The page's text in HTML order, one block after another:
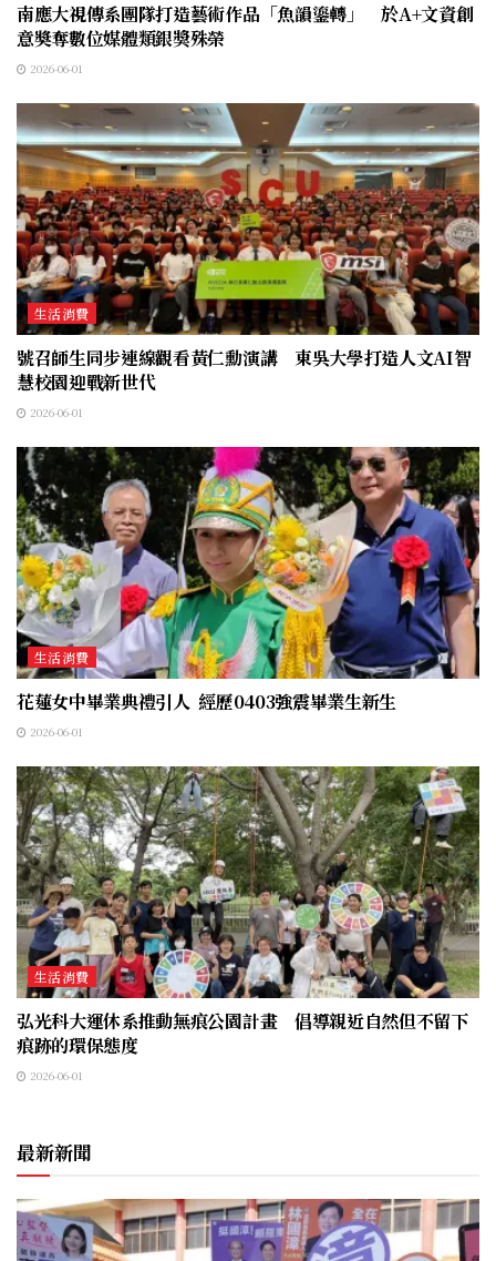
南應大視傳系團隊打造藝術作品「魚韻鎏轉」 於A+文資創
意奬奪數位媒體類銀獎殊榮
2026-06-01
生活消費
號召師生同步連線觀看黃仁勳演講 東吳大學打造人文AI智
慧校園迎戰新世代
2026-06-01
生活消費
花蓮女中畢業典禮引人 經歷0403強震畢業生新生
2026-06-01
生活消費
弘光科大運休系推動無痕公園計畫 倡導親近自然但不留下
痕跡的環保態度
2026-06-01
最新新聞